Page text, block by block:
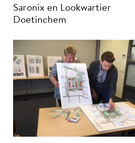
Saronix en Lookwartier
Doetinchem